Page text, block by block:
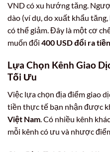
VND có xu hướng tăng.
dào (ví dụ, do xuất khẩu
có thể giảm. Đây là một cơ
muốn đổi 400 USD đổi ra
Lựa Chọn Kênh Giao
Tối Ưu
Việc lựa chọn địa điểm giao
tiền thực tế bạn nhận được
Việt Nam. Có nhiều kênh
mỗi kênh có ưu và nhược